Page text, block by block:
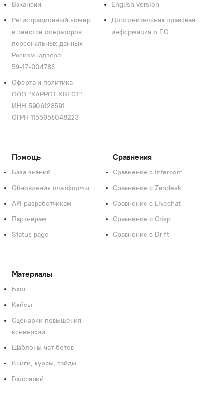
Помощь
База знаний
Обновления платформы
API разработчикам
Партнерам
Status page
Сравнения
Сравнение с Intercom
Сравнение с Zendesk
Сравнение с Livechat
Сравнение с Crisp
Сравнение с Drift
Материалы
Блог
Кейсы
Сценарии повышения
конверсии
Шаблоны чат-ботов
Книги, курсы, гайды
Глоссарий
Вакансии
English version
Регистрационный номер
в реестре операторов
персональных данных
Роскомнадзора:
59‑17‑004783
Дополнительная правовая
информация о ПО
Оферта и политика
ООО "КАРРОТ КВЕСТ"
ИНН 5906128591
ОГРН 1155958048223